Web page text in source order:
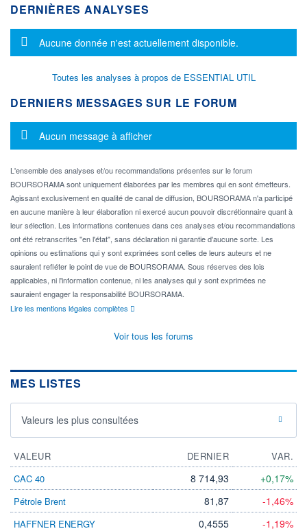
DERNIÈRES ANALYSES
Message d'information
Aucune donnée n'est actuellement disponible.
Toutes les analyses à propos de ESSENTIAL UTIL
DERNIERS MESSAGES SUR LE FORUM
Message d'information
Aucun message à afficher
L'ensemble des analyses et/ou recommandations présentes sur le forum
BOURSORAMA sont uniquement élaborées par les membres qui en sont émetteurs.
Agissant exclusivement en qualité de canal de diffusion, BOURSORAMA n'a participé
en aucune manière à leur élaboration ni exercé aucun pouvoir discrétionnaire quant à
leur sélection. Les informations contenues dans ces analyses et/ou recommandations
ont été retranscrites "en l'état", sans déclaration ni garantie d'aucune sorte. Les
opinions ou estimations qui y sont exprimées sont celles de leurs auteurs et ne
sauraient refléter le point de vue de BOURSORAMA. Sous réserves des lois
applicables, ni l'information contenue, ni les analyses qui y sont exprimées ne
sauraient engager la responsabilité BOURSORAMA.
Lire les mentions légales complètes
Voir tous les forums
MES LISTES
Valeurs les plus consultées
VALEUR DERNIER
VAR.
CAC 40
8 714,93 +0,17%
Pétrole Brent 81,87 -1,46%
HAFFNER ENERGY 0,4555 -1,19%